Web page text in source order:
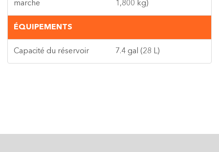
marche
1,800 kg)
ÉQUIPEMENTS
Capacité du réservoir 7.4 gal (28 L)